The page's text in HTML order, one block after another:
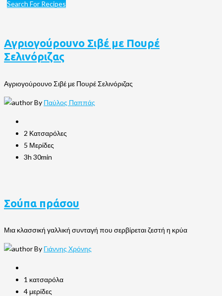
Search For Recipes
Αγριογούρουνο Σιβέ με Πουρέ
Σελινόριζας
Αγριογούρουνο Σιβέ με Πουρέ Σελινόριζας
By Παύλος Παππάς
2 Κατσαρόλες
5 Μερίδες
3h 30min
Σούπα πράσου
Μια κλασσική γαλλική συνταγή που σερβίρεται ζεστή η κρύα
By Γιάννης Χρόνης
1 κατσαρόλα
4 μερίδες